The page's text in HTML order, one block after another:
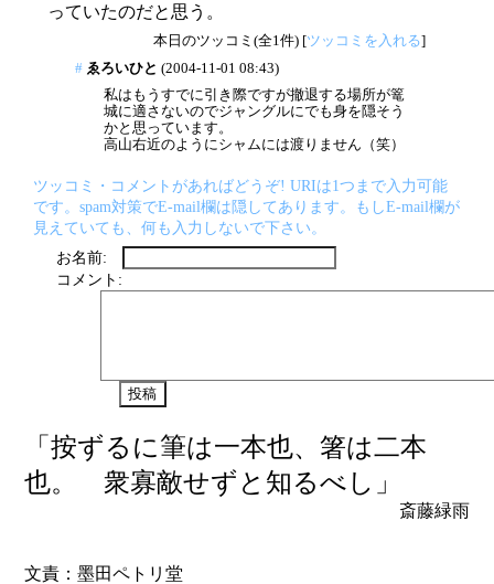
っていたのだと思う。
本日のツッコミ(全1件) [ツッコミを入れる]
# ゑろいひと (2004-11-01 08:43)
私はもうすでに引き際ですが撤退する場所が篭
城に適さないのでジャングルにでも身を隠そう
かと思っています。
高山右近のようにシャムには渡りません（笑）
ツッコミ・コメントがあればどうぞ! URIは1つまで入力可能
です。spam対策でE-mail欄は隠してあります。もしE-mail欄が
見えていても、何も入力しないで下さい。
お名前:
コメント:
「按ずるに筆は一本也、箸は二本
也。 衆寡敵せずと知るべし」
斎藤緑雨
文責：墨田ペトリ堂